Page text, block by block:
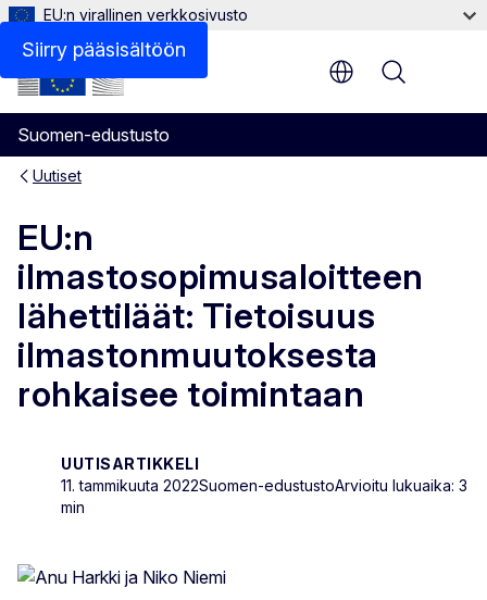
Siirry pääsisältöön
EU:n virallinen verkkosivusto
Suomen-edustusto
Menu
Uutiset
EU:n
ilmastosopimusaloitteen
lähettiläät: Tietoisuus
ilmastonmuutoksesta
rohkaisee toimintaan
UUTISARTIKKELI
11. tammikuuta 2022Suomen-edustustoArvioitu lukuaika: 3
min